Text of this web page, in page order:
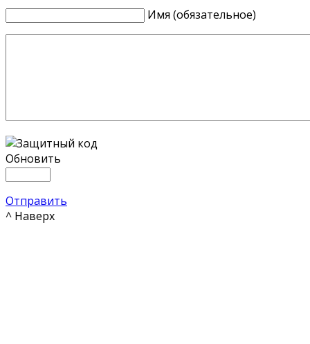
Имя (обязательное)
Обновить
Отправить
^ Наверх